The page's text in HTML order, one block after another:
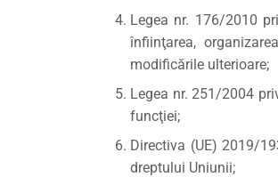
Legea nr. 176/2010
înfiinţarea,
modificările ulterioare;
Legea nr. 251/2004
funcţiei;
Directiva (UE) 2019/
dreptului Uniunii;